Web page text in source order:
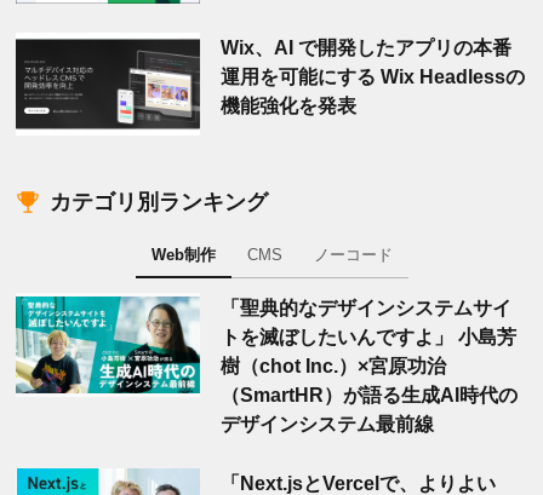
Wix、AI で開発したアプリの本番
運用を可能にする Wix Headlessの
機能強化を発表
カテゴリ別ランキング
Web制作 CMS ノーコード
「聖典的なデザインシステムサイ
トを滅ぼしたいんですよ」 小島芳
樹（chot Inc.）×宮原功治
（SmartHR）が語る生成AI時代の
デザインシステム最前線
「Next.jsとVercelで、よりよい